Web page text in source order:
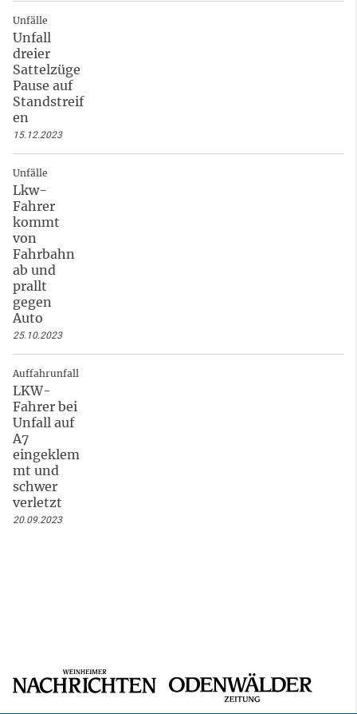
Unfälle
Unfall
dreier
Sattelzüge
Pause auf
Standstreif
en
15.12.2023
Unfälle
Lkw-
Fahrer
kommt
von
Fahrbahn
ab und
prallt
gegen
Auto
25.10.2023
Auffahrunfall
LKW-
Fahrer bei
Unfall auf
A7
eingeklem
mt und
schwer
verletzt
20.09.2023